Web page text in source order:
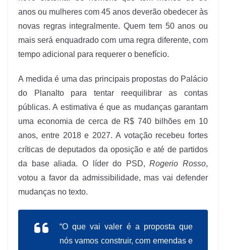
anos ou mulheres com 45 anos deverão obedecer às
novas regras integralmente. Quem tem 50 anos ou
mais será enquadrado com uma regra diferente, com
tempo adicional para requerer o benefício.
A medida é uma das principais propostas do Palácio
do Planalto para tentar reequilibrar as contas
públicas. A estimativa é que as mudanças garantam
uma economia de cerca de R$ 740 bilhões em 10
anos, entre 2018 e 2027. A votação recebeu fortes
críticas de deputados da oposição e até de partidos
da base aliada. O líder do PSD,Rogerio Rosso,
votou a favor da admissibilidade, mas vai defender
mudanças no texto.
“O que vai valer é a proposta que
nós vamos construir, com emendas e